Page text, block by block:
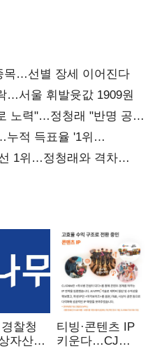
목…선별 장세 이어진다
…서울 휘발윳값 1909원
노력"…정청래 "반명 공세
누적 득표율 '1위
1위…정청래와 격차
찰청
자산
티빙·콘텐츠 IP
키운다…CJ